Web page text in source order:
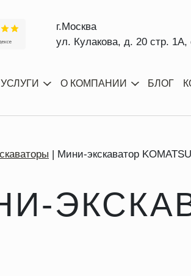
г.Москва
ул. Кулакова, д. 20 стр.
УСЛУГИ О КОМПАНИИ БЛОГ
Мини-экскаватор